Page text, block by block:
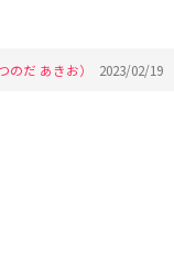
のだ あきお） 2023/02/19